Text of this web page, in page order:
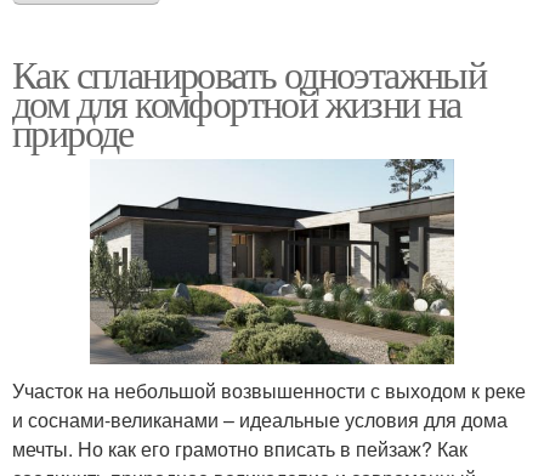
Как спланировать одноэтажный
дом для комфортной жизни на
природе
Участок на небольшой возвышенности с выходом к реке
и соснами-великанами – идеальные условия для дома
мечты. Но как его грамотно вписать в пейзаж? Как